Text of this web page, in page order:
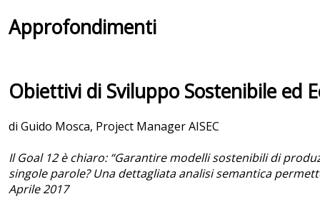
Approfondimenti
Obiettivi di Sviluppo Sostenibile ed
di Guido Mosca, Project Manager AISEC
Il Goal 12 è chiaro: “Garantire modelli sostenibili di
singole parole? Una dettagliata analisi semantica
Aprile 2017